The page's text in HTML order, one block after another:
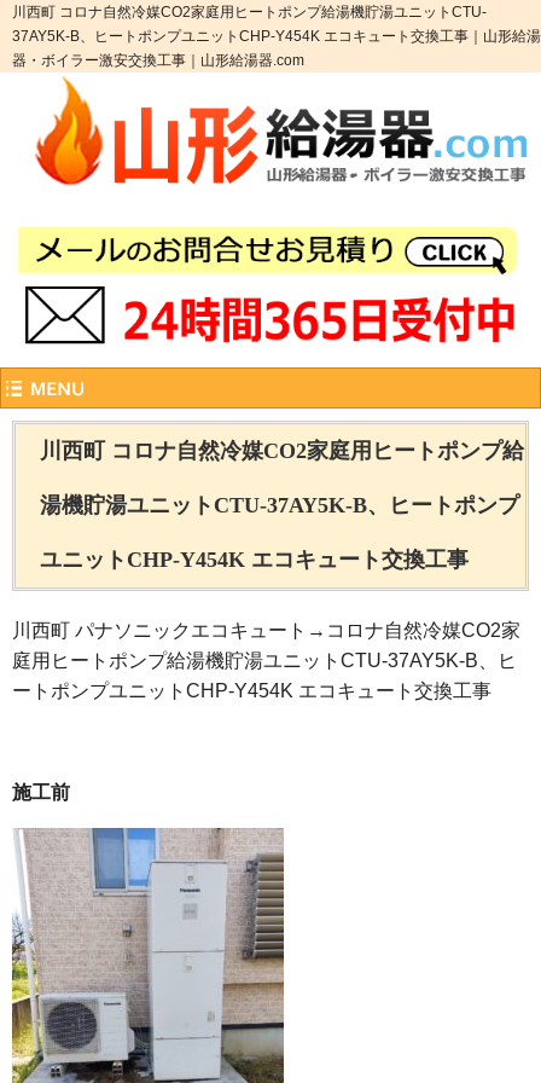
川西町 コロナ自然冷媒CO2家庭用ヒートポンプ給湯機貯湯ユニットCTU-
37AY5K-B、ヒートポンプユニットCHP-Y454K エコキュート交換工事｜山形給湯
器・ボイラー激安交換工事｜山形給湯器.com
川西町 コロナ自然冷媒CO2家庭用ヒートポンプ給
湯機貯湯ユニットCTU-37AY5K-B、ヒートポンプ
ユニットCHP-Y454K エコキュート交換工事
川西町 パナソニックエコキュート→コロナ自然冷媒CO2家
庭用ヒートポンプ給湯機貯湯ユニットCTU-37AY5K-B、ヒ
ートポンプユニットCHP-Y454K エコキュート交換工事
施工前